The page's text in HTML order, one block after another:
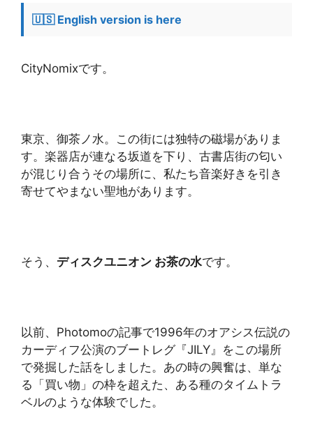
🇺🇸 English version is here
CityNomixです。
東京、御茶ノ水。この街には独特の磁場がありま
す。楽器店が連なる坂道を下り、古書店街の匂い
が混じり合うその場所に、私たち音楽好きを引き
寄せてやまない聖地があります。
そう、 ディスクユニオン お茶の水です。
以前、Photomoの記事で1996年のオアシス伝説の
カーディフ公演のブートレグ『JILY』をこの場所
で発掘した話をしました。あの時の興奮は、単な
る「買い物」の枠を超えた、ある種のタイムトラ
ベルのような体験でした。